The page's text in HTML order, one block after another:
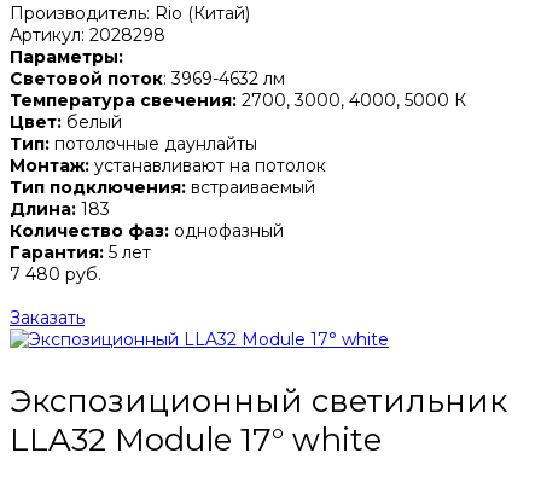
Производитель: Rio (Китай)
Артикул: 2028298
Параметры:
Световой поток: 3969-4632 лм
Температура свечения: 2700, 3000, 4000, 5000 К
Цвет: белый
Тип: потолочные даунлайты
Монтаж: устанавливают на потолок
Тип подключения: встраиваемый
Длина: 183
Количество фаз: однофазный
Гарантия: 5 лет
7 480 руб.
Заказать
Экспозиционный светильник
LLA32 Module 17° white